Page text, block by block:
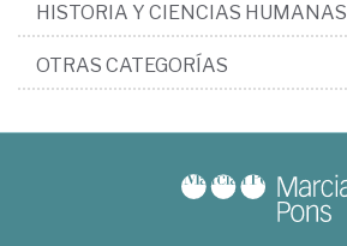
HISTORIA Y CIENCIAS HUMANAS
OTRAS CATEGORÍAS